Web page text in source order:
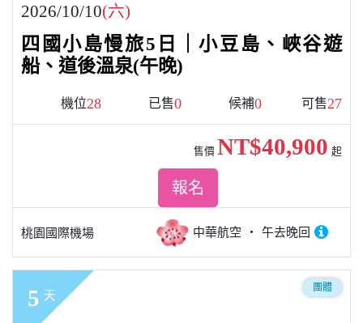
2026/10/10(六)
四國小島慢旅5日｜小豆島、峽谷遊
船、道後溫泉(午晚)
機位28 已售0 候補0 可售27
桃園國際機場 中華航空 午去晚回
售價 NT$40,900 起
報名
5 天
團體